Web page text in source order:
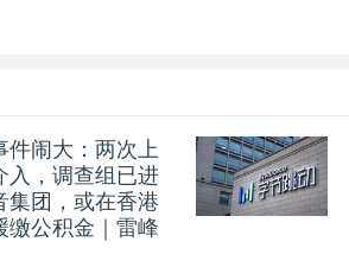
件闹大：两次上
入，调查组已进
集团，或在香港
缴公积金｜雷峰